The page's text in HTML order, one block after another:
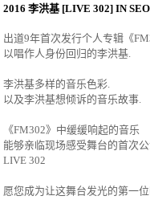
2016 李洪基 [LIVE 302] IN
出道9年首次发行个人专辑《
以 唱作人身份回归的李洪基
李洪基多样的音乐色彩
以及李洪基想倾诉的音乐故事
《FM302》中缓缓响起的音乐
能够亲临现场感受舞台的首次
LIVE 302
愿您成为让这舞台发光的第一